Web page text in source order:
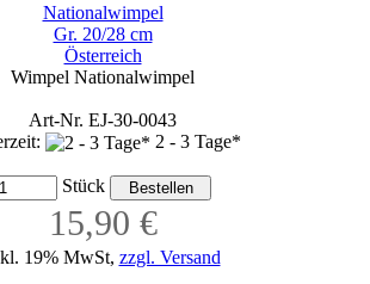
Nationalwimpel
Gr. 20/28 cm
Österreich
Wimpel Nationalwimpel
Art-Nr. EJ-30-0043
2 - 3 Tage*
Stück
15,90 €
19% MwSt, zzgl. Versand